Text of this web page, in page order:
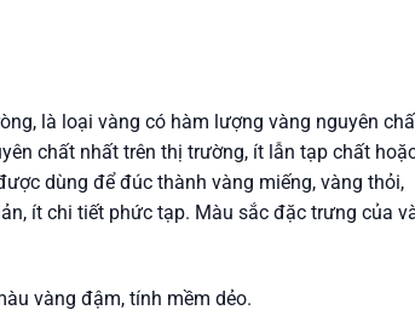
là loại vàng có hàm lượng vàng nguyên
chất nhất trên thị trường, ít lẫn tạp chất
dùng để đúc thành vàng miếng, vàng thỏi,
ít chi tiết phức tạp. Màu sắc đặc trưng của
vàng đậm, tính mềm dẻo.